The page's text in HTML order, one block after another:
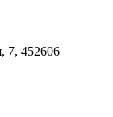
7, 452606